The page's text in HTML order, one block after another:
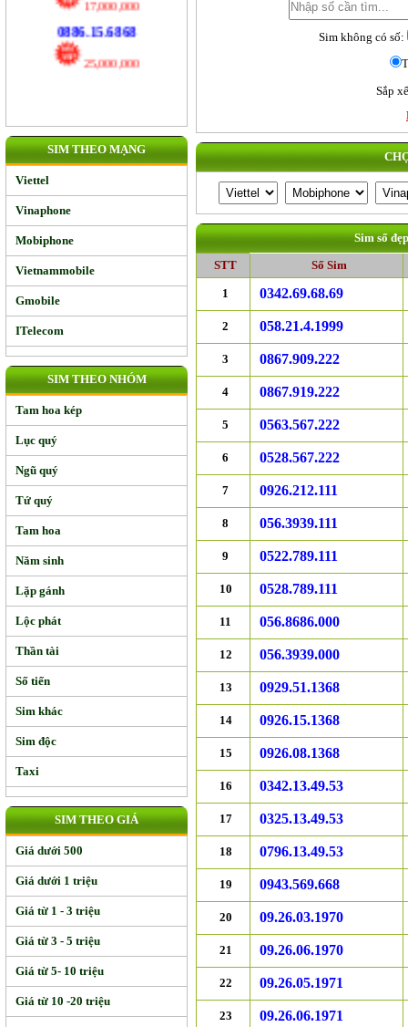
17,000,000
0886.15.6868
SIM THEO MẠNG
Viettel
Vinaphone
Mobiphone
Vietnammobile
Gmobile
ITelecom
SIM THEO NHÓM
Tam hoa kép
Lục quý
Ngũ quý
Tứ quý
Tam hoa
Năm sinh
Lặp gánh
Lộc phát
Thần tài
Số tiến
Sim khác
Sim độc
Taxi
SIM THEO GIÁ
Giá dưới 500
Giá dưới 1 triệu
Giá từ 1 - 3 triệu
Giá từ 3 - 5 triệu
Giá từ 5- 10 triệu
Giá từ 10 -20 triệu
Sim không có số:
Sắp
Sim số
STT
Số Sim
1 0342.69.68.69
2 058.21.4.1999
3 0867.909.222
4 0867.919.222
5 0563.567.222
6 0528.567.222
7 0926.212.111
8 056.3939.111
9 0522.789.111
10 0528.789.111
11 056.8686.000
12 056.3939.000
13 0929.51.1368
14 0926.15.1368
15 0926.08.1368
16 0342.13.49.53
17 0325.13.49.53
18 0796.13.49.53
19 0943.569.668
20 09.26.03.1970
21 09.26.06.1970
22 09.26.05.1971
23 09.26.06.1971